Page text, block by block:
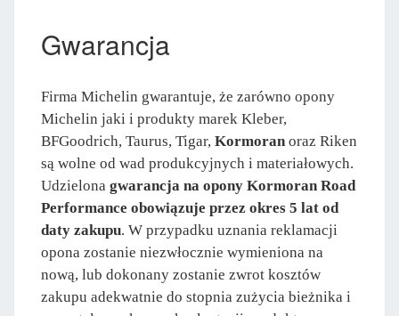
Gwarancja
Firma Michelin gwarantuje, że zarówno opony
Michelin jaki i produkty marek Kleber,
BFGoodrich, Taurus, Tigar, Kormoranoraz Riken
są wolne od wad produkcyjnych i materiałowych.
Udzielona gwarancja na opony Kormoran Road
Performance obowiązuje przez okres 5 lat od
daty zakupu. W przypadku uznania reklamacji
opona zostanie niezwłocznie wymieniona na
nową, lub dokonany zostanie zwrot kosztów
zakupu adekwatnie do stopnia zużycia bieżnika i